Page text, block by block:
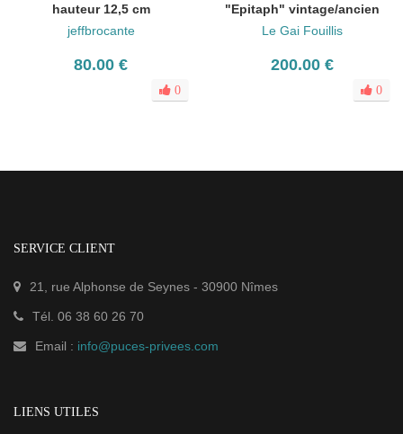
hauteur 12,5 cm
jeffbrocante
80.00 €
0
"Epitaph" vintage/ancien
Le Gai Fouillis
200.00 €
0
SERVICE CLIENT
21, rue Alphonse de Seynes - 30900 Nîmes
Tél. 06 38 60 26 70
Email : info@puces-privees.com
LIENS UTILES